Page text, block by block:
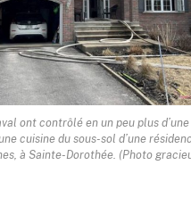
ont contrôlé en un peu plus
cuisine du sous-sol d’une
à Sainte-Dorothée. (Photo